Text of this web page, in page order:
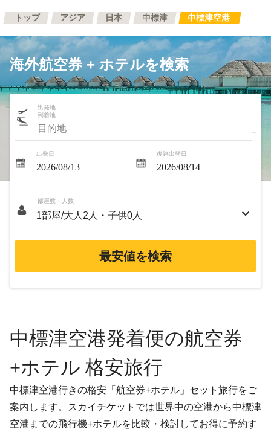
トップ アジア 日本 中標津 中標津空港
海外航空券 + ホテルを検索
出発地
到着地
出発日 復路出発日
部屋数・人数
最安値を検索
中標津空港発着便の航空券
+ホテル 格安旅行
中標津空港行きの格安「航空券+ホテル」セット旅行をご
案内します。スカイチケットでは世界中の空港から中標津
空港までの飛行機+ホテルを比較・検討してお得に予約す